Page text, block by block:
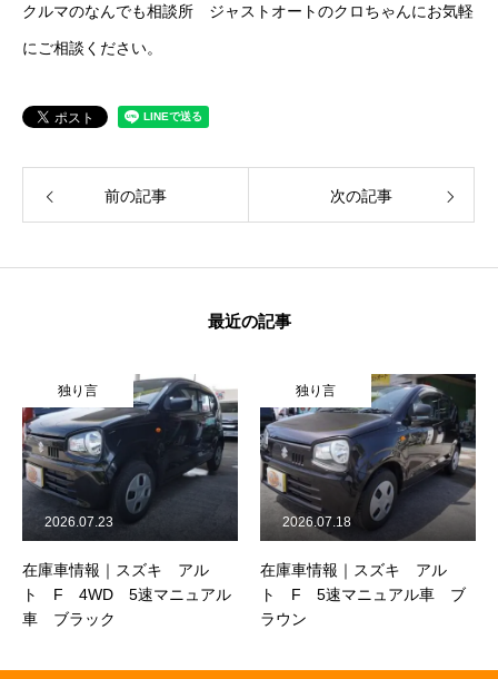
クルマのなんでも相談所 ジャストオートのクロちゃんにお気軽
にご相談ください。
前の記事 次の記事
最近の記事
独り言
在庫車情報｜スズキ アル
ト F 4WD 5速マニュアル
車 ブラック
2026.07.23
独り言
在庫車情報｜スズキ アル
ト F 5速マニュアル車 ブ
ラウン
2026.07.18